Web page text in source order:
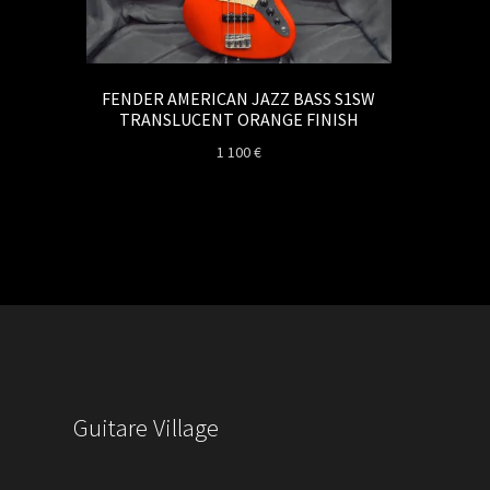
FENDER AMERICAN JAZZ BASS S1SW
TRANSLUCENT ORANGE FINISH
1 100€
Guitare Village